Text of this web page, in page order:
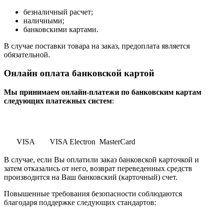
безналичный расчет;
наличными;
банковскими картами.
В случае поставки товара на заказ, предоплата является
обязательной.
Онлайн оплата банковской картой
Мы принимаем онлайн-платежи по банковским картам
cледующих платежных систем:
VISA VISA Electron MasterCard
В случае, если Вы оплатили заказ банковской карточкой и
затем отказались от него, возврат переведенных средств
производится на Ваш банковский (карточный) счет.
Повышенные требования безопасности соблюдаются
благодаря поддержке следующих стандартов: